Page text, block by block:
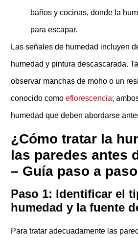
baños y cocinas, donde la
para escapar.
Las señales de humedad incluyen
humedad y pintura descascarada.
observar manchas de moho o un
conocido comoeflorescencia;
humedad que deben abordarse
¿Cómo tratar la
las paredes antes
– Guía paso a paso
Paso 1: Identificar el
humedad y la fuente
Para tratar adecuadamente las